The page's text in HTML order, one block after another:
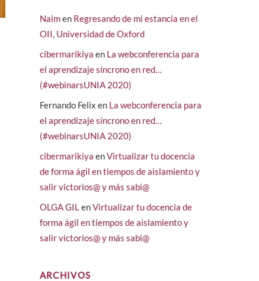
Naimen Regresando de mi estancia en el
OII, Universidad de Oxford
cibermarikiya en La webconferencia para
el aprendizaje síncrono en red…
(#webinarsUNIA 2020)
Fernando Felix en La webconferencia para
el aprendizaje síncrono en red…
(#webinarsUNIA 2020)
cibermarikiya enVirtualizar tu docencia
de forma ágil en tiempos de aislamiento y
salir victorios@ y más sabi@
OLGA GILenVirtualizar tu docencia de
forma ágil en tiempos de aislamiento y
salir victorios@ y más sabi@
ARCHIVOS